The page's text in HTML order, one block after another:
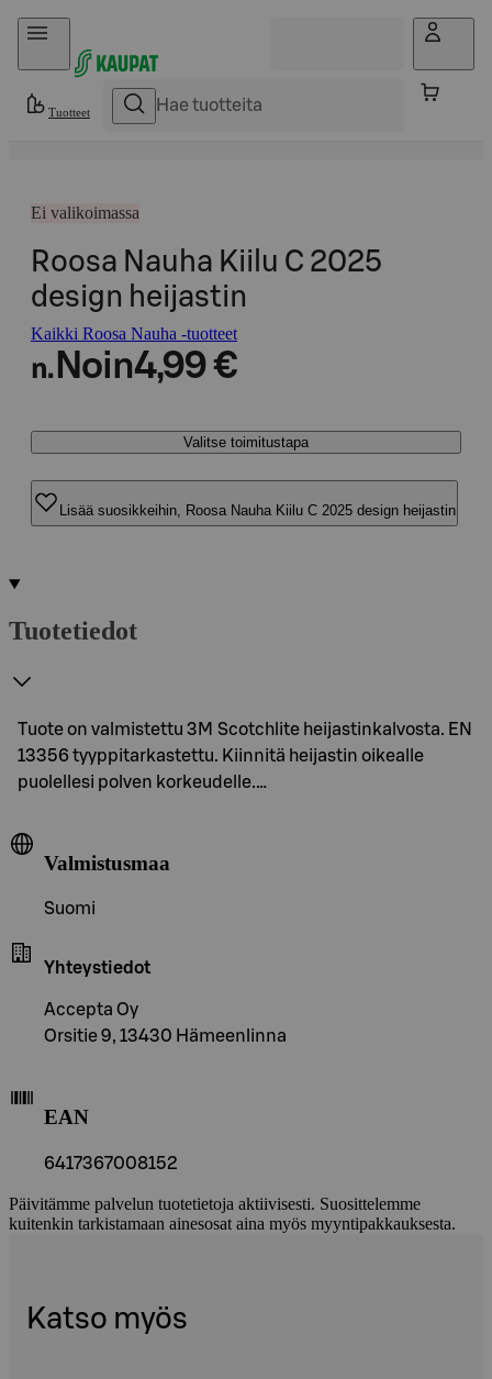
Hyppää sisältöön
Tuotteet
Ei valikoimassa
Roosa Nauha Kiilu C 2025
design heijastin
Kaikki Roosa Nauha -tuotteet
n. Noin4,99 €
Valitse toimitustapa
Lisää suosikkeihin, Roosa Nauha Kiilu C 2025 design heijastin
Tuotetiedot
Tuote on valmistettu 3M Scotchlite heijastinkalvosta. EN
13356 tyyppitarkastettu. Kiinnitä heijastin oikealle
puolellesi polven korkeudelle.…
Valmistusmaa
Suomi
Yhteystiedot
Accepta Oy
Orsitie 9, 13430 Hämeenlinna
EAN
6417367008152
Päivitämme palvelun tuotetietoja aktiivisesti. Suosittelemme
kuitenkin tarkistamaan ainesosat aina myös myyntipakkauksesta.
Katso myös